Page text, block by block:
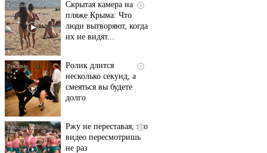
i
Скрытая камера на
пляже Крыма: Что
люди вытворяют, когда
их не видят...
i
Ролик длится
несколько секунд, а
смеяться вы будете
долго
i
Ржу не переставая, это
видео пересмотришь
не раз